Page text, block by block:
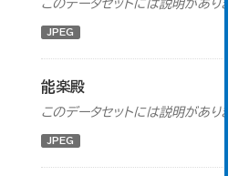
このデータセットには説明がありませ
JPEG
能楽殿
このデータセットには説明がありませ
JPEG